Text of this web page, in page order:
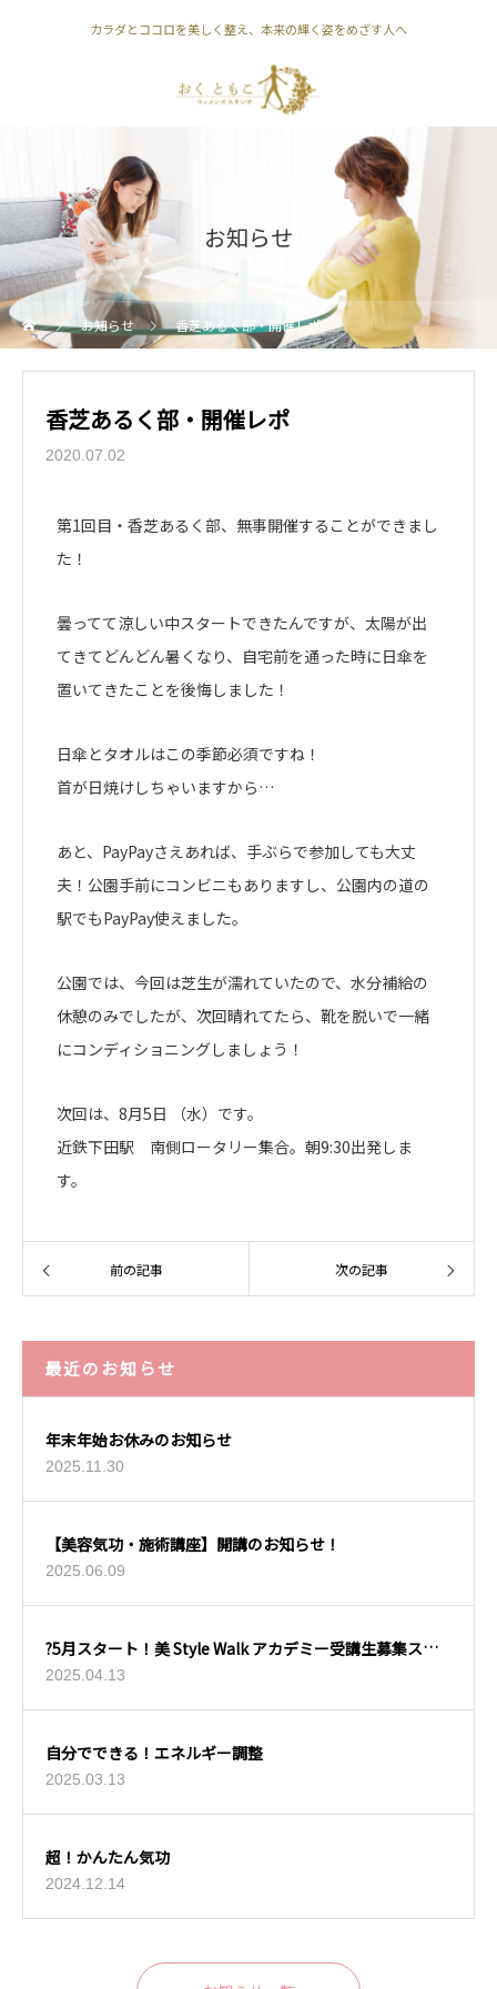
カラダとココロを美しく整え、本来の輝く姿をめざす人へ
お知らせ
お知らせ 香芝あるく部・開催レポ
香芝あるく部・開催レポ
2020.07.02
第1回目・香芝あるく部、無事開催することができまし
た！
曇ってて涼しい中スタートできたんですが、太陽が出
てきてどんどん暑くなり、自宅前を通った時に日傘を
置いてきたことを後悔しました！
日傘とタオルはこの季節必須ですね！
首が日焼けしちゃいますから…
あと、PayPayさえあれば、手ぶらで参加しても大丈
夫！公園手前にコンビニもありますし、公園内の道の
駅でもPayPay使えました。
公園では、今回は芝生が濡れていたので、水分補給の
休憩のみでしたが、次回晴れてたら、靴を脱いで一緒
にコンディショニングしましょう！
次回は、8月5日 （水）です。
近鉄下田駅 南側ロータリー集合。朝9:30出発しま
す。
前の記事 次の記事
最近のお知らせ
年末年始お休みのお知らせ
2025.11.30
【美容気功・施術講座】開講のお知らせ！
2025.06.09
?5月スタート！美 Style Walk アカデミー受講生募集スタ
ート?
2025.04.13
自分でできる！エネルギー調整
2025.03.13
超！かんたん気功
2024.12.14